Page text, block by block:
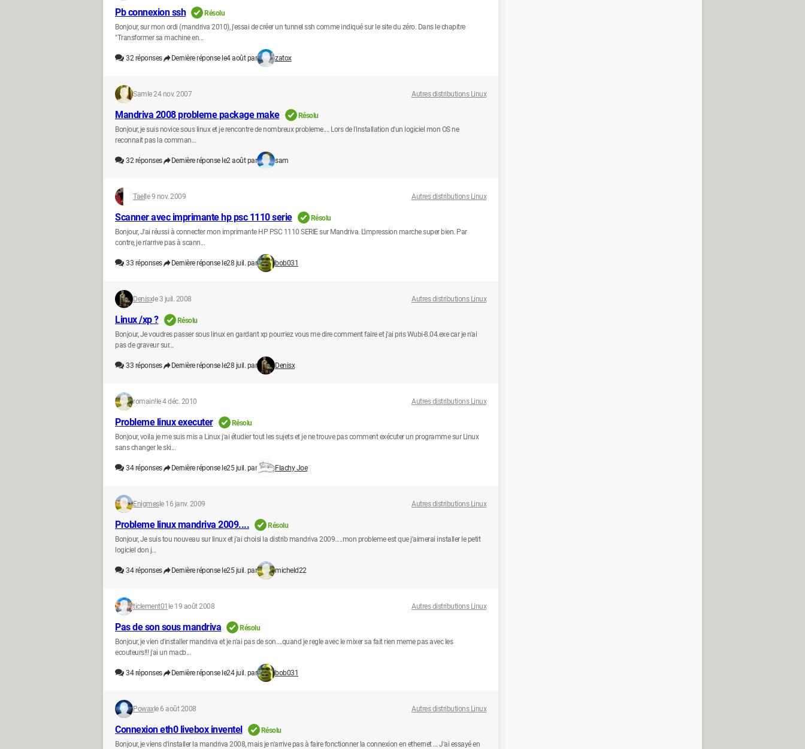
Pb connexion ssh
Résolu
Bonjour, sur mon ordi (mandriva 2010), j'essai de créer un tunnel ssh comme indiqué sur le site du zéro. Dans le chapitre
"Transformer sa machine en...
32réponses Dernière réponse le4 août par zatox
Sam le 24 nov. 2007 Autres distributions Linux
Mandriva 2008 probleme package make
Résolu
Bonjour, je suis novice sous linux et je rencontre de nombreux probleme.... Lors de l'installation d'un logiciel mon OS ne
reconnait pas la comman...
32réponses Dernière réponse le2 août par sam
Tael le 9 nov. 2009 Autres distributions Linux
Scanner avec imprimante hp psc 1110 serie
Résolu
Bonjour, J'ai réussi à connecter mon imprimante HP PSC 1110 SERIE sur Mandriva. L'impression marche super bien. Par
contre, je n'arrive pas à scann...
33 réponses Dernière réponse le28 juil. par bob031
Denisxle 3 juil. 2008 Autres distributions Linux
Linux /xp ?
Résolu
Bonjour, Je voudres passer sous linux en gardant xp pourriez vous me dire comment faire et j'ai pris Wubi-8.04.exe car je n'ai
pas de graveur sur...
33 réponses Dernière réponse le28 juil. par Denisx
romain! le 4 déc. 2010 Autres distributions Linux
Probleme linux executer
Résolu
Bonjour, voila je me suis mis a Linux j'ai étudier tout les sujets et je ne trouve pas comment exécuter un programme sur Linux
sans changer le ski...
34réponses Dernière réponse le25 juil. par Flachy Joe
Enigmesle 16 janv. 2009 Autres distributions Linux
Probleme linux mandriva 2009....
Résolu
Bonjour, Je suis tou nouveau sur linux et j'ai choisi la distrib mandriva 2009.....mon probleme est que j'aimerai installer le petit
logiciel don j...
34réponses Dernière réponse le25 juil. par micheld22
ticlement01 le 19 août 2008 Autres distributions Linux
Pas de son sous mandriva
Résolu
Bonjour, je vien d'installer mandriva et je n'ai pas de son....quand je regle avec le mixer sa fait rien meme pas avec les
ecouteurs!!! j'ai un macb...
34réponses Dernière réponse le24 juil. par bob031
Powaxle 6 août 2008 Autres distributions Linux
Connexion eth0 livebox inventel
Résolu
Bonjour, je viens d'installer la mandriva 2008, mais je n'arrive pas à faire fonctionner la connexion en ethernet ... J'ai essayé en